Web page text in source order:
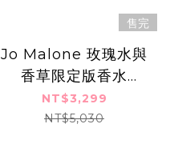
售完
Jo Malone 玫瑰水與
香草限定版香水
(50ml)-香氛晶石開運
招桃花組
NT$3,299
NT$5,030